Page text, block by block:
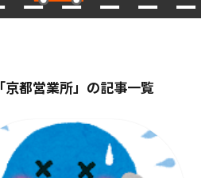
「京都営業所」の記事一覧